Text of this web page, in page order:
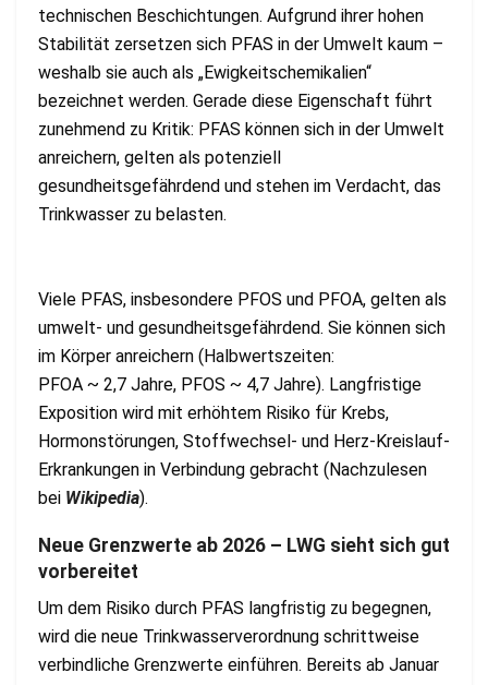
technischen Beschichtungen. Aufgrund ihrer hohen
Stabilität zersetzen sich PFAS in der Umwelt kaum –
weshalb sie auch als „Ewigkeitschemikalien“
bezeichnet werden. Gerade diese Eigenschaft führt
zunehmend zu Kritik: PFAS können sich in der Umwelt
anreichern, gelten als potenziell
gesundheitsgefährdend und stehen im Verdacht, das
Trinkwasser zu belasten.
Viele PFAS, insbesondere PFOS und PFOA, gelten als
umwelt‑ und gesundheitsgefährdend. Sie können sich
im Körper anreichern (Halbwertszeiten:
PFOA ~ 2,7 Jahre, PFOS ~ 4,7 Jahre). Langfristige
Exposition wird mit erhöhtem Risiko für Krebs,
Hormonstörungen, Stoffwechsel‑ und Herz-Kreislauf-
Erkrankungen in Verbindung gebracht (Nachzulesen
bei Wikipedia).
Neue Grenzwerte ab 2026 – LWG sieht sich gut
vorbereitet
Um dem Risiko durch PFAS langfristig zu begegnen,
wird die neue Trinkwasserverordnung schrittweise
verbindliche Grenzwerte einführen. Bereits ab Januar